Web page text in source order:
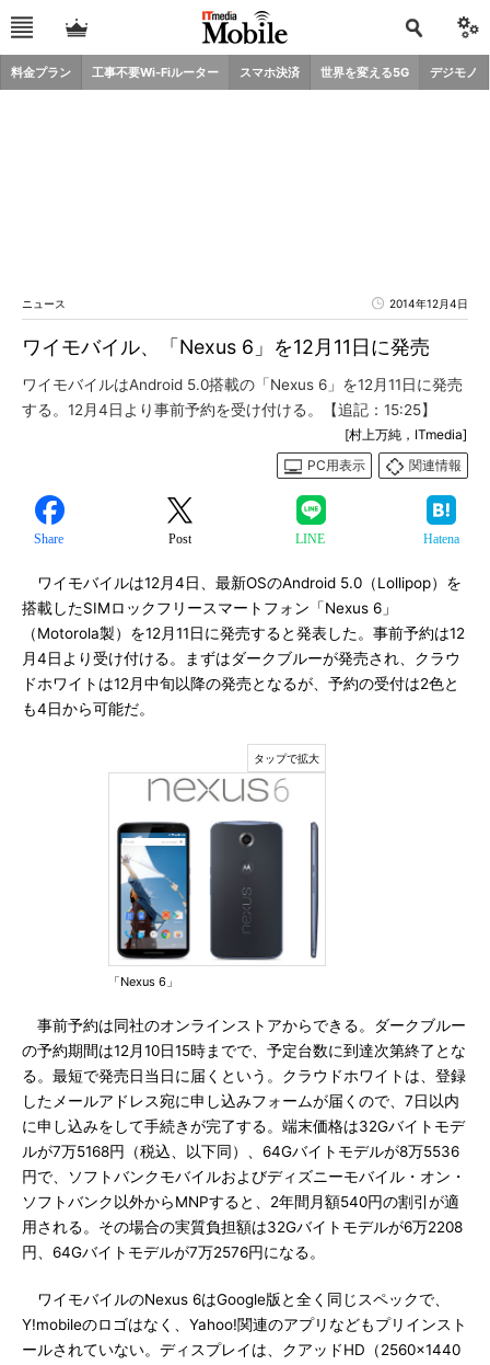
料金プラン 工事不要Wi-Fiルーター スマホ決済 世界を変える5G デジモノ
ニュース 2014年12月4日
ワイモバイル、「Nexus 6」を12月11日に発売
ワイモバイルはAndroid 5.0搭載の「Nexus 6」を12月11日に発売
する。12月4日より事前予約を受け付ける。【追記：15:25】
[村上万純，ITmedia]
PC用表示
関連情報
Share Post LINE Hatena
ワイモバイルは12月4日、最新OSのAndroid 5.0（Lollipop）を
搭載したSIMロックフリースマートフォン「Nexus 6」
（Motorola製）を12月11日に発売すると発表した。事前予約は12
月4日より受け付ける。まずはダークブルーが発売され、クラウ
ドホワイトは12月中旬以降の発売となるが、予約の受付は2色と
も4日から可能だ。
「Nexus 6」
事前予約は同社のオンラインストアからできる。ダークブルー
の予約期間は12月10日15時までで、予定台数に到達次第終了とな
る。最短で発売日当日に届くという。クラウドホワイトは、登録
したメールアドレス宛に申し込みフォームが届くので、7日以内
に申し込みをして手続きが完了する。端末価格は32Gバイトモデ
ルが7万5168円（税込、以下同）、64Gバイトモデルが8万5536
円で、ソフトバンクモバイルおよびディズニーモバイル・オン・
ソフトバンク以外からMNPすると、2年間月額540円の割引が適
用される。その場合の実質負担額は32Gバイトモデルが6万2208
円、64Gバイトモデルが7万2576円になる。
ワイモバイルのNexus 6はGoogle版と全く同じスペックで、
Y!mobileのロゴはなく、Yahoo!関連のアプリなどもプリインスト
ールされていない。ディスプレイは、クアッドHD（2560×1440